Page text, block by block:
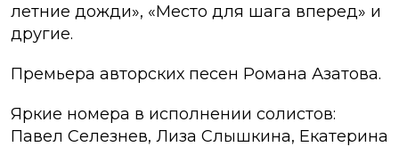
летние дожди», «Место для шага вперед» и
другие.
Премьера авторских песен Романа Азатова.
Яркие номера в исполнении солистов:
Павел Селезнев, Лиза Слышкина, Екатерина